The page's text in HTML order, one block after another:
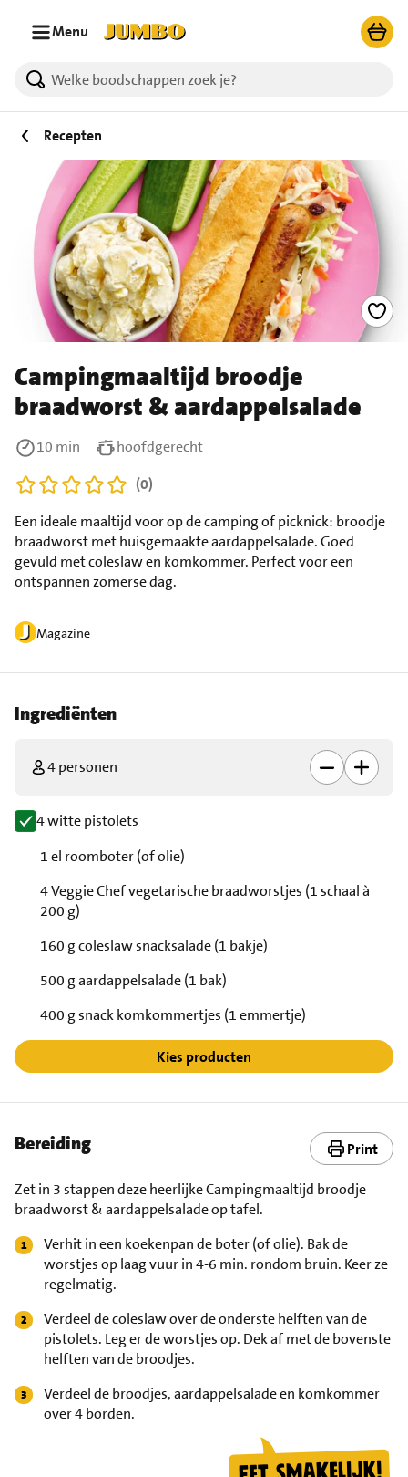
Menu
Recepten
Campingmaaltijd broodje
braadworst & aardappelsalade
Magazine
Een ideale maaltijd voor op de camping of picknick: broodje
braadworst met huisgemaakte aardappelsalade. Goed
gevuld met coleslaw en komkommer. Perfect voor een
ontspannen zomerse dag.
10 min
hoofdgerecht
(0)
Ingrediënten
4 personen
4 witte pistolets
1 el roomboter (of olie)
4 Veggie Chef vegetarische braadworstjes (1 schaal à
200 g)
160 g coleslaw snacksalade (1 bakje)
500 g aardappelsalade (1 bak)
400 g snack komkommertjes (1 emmertje)
Kies producten
Bereiding Print
Zet in 3 stappen deze heerlijke Campingmaaltijd broodje
braadworst & aardappelsalade op tafel.
Verhit in een koekenpan de boter (of olie). Bak de
worstjes op laag vuur in 4-6 min. rondom bruin. Keer ze
regelmatig.
Verdeel de coleslaw over de onderste helften van de
pistolets. Leg er de worstjes op. Dek af met de bovenste
helften van de broodjes.
Verdeel de broodjes, aardappelsalade en komkommer
over 4 borden.